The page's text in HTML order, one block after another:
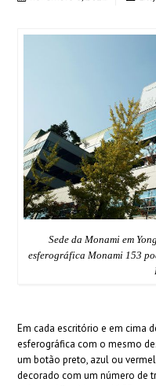
Sede da Monami em
esferográfica Monami 153
Em cada escritório e em cima
esferográfica com o mesmo
um botão preto, azul ou
decorado com um número de